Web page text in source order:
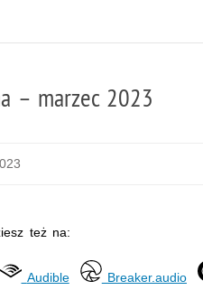
– marzec 2023
też na:
Audible Breaker.audio